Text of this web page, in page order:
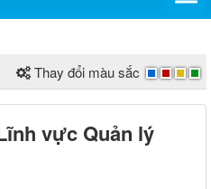
Thay đổi màu sắc
vực Quản lý